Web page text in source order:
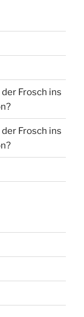
Frosch ins
Frosch ins